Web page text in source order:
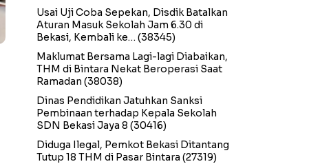
Usai Uji Coba Sepekan, Disdik Batalkan
Aturan Masuk Sekolah Jam 6.30 di
Bekasi, Kembali ke… (38345)
Maklumat Bersama Lagi-lagi Diabaikan,
THM di Bintara Nekat Beroperasi Saat
Ramadan (38038)
Dinas Pendidikan Jatuhkan Sanksi
Pembinaan terhadap Kepala Sekolah
SDN Bekasi Jaya 8 (30416)
Diduga Ilegal, Pemkot Bekasi Ditantang
Tutup 18 THM di Pasar Bintara (27319)